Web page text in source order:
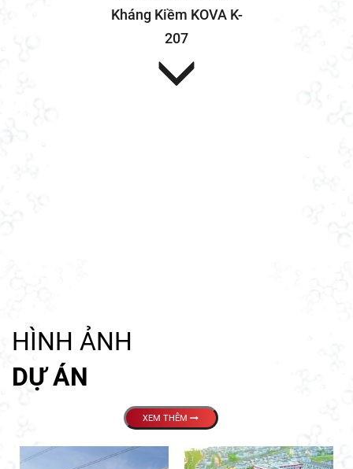
Kháng Kiềm KOVA K-
207
Sơn lót (1 lớp)
HÌNH ẢNH
DỰ ÁN
XEM THÊM